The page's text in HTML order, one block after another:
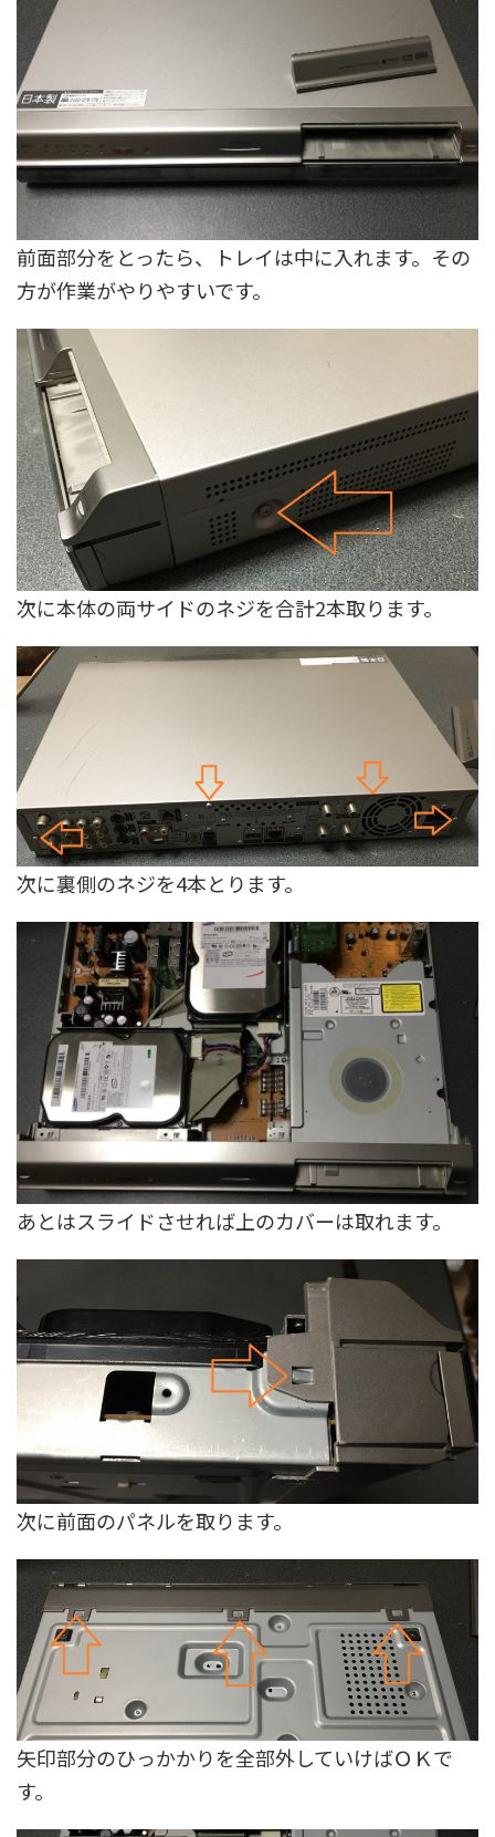
前面部分をとったら、トレイは中に入れます。その
方が作業がやりやすいです。
次に本体の両サイドのネジを合計2本取ります。
次に裏側のネジを4本とります。
あとはスライドさせれば上のカバーは取れます。
次に前面のパネルを取ります。
矢印部分のひっかかりを全部外していけばＯＫで
す。